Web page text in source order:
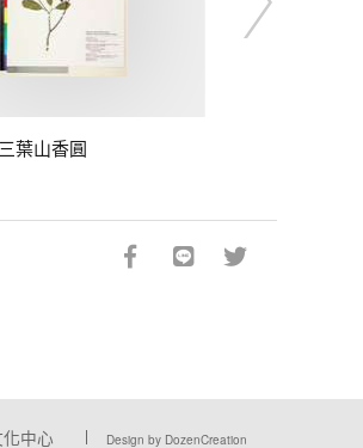
葉山香圓
中心 Design by DozenCreation